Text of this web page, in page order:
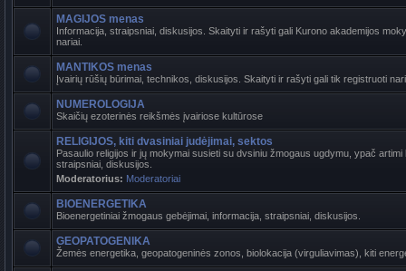
MAGIJOS menas
Informacija, straipsniai, diskusijos. Skaityti ir rašyti gali Kurono akademijos
nariai.
MANTIKOS menas
Įvairių rūšių būrimai, technikos, diskusijos. Skaityti ir rašyti gali tik registruoti
NUMEROLOGIJA
Skaičių ezoterinės reikšmės įvairiose kultūrose
RELIGIJOS, kiti dvasiniai judėjimai, sektos
Pasaulio religijos ir jų mokymai susieti su dvsiniu žmogaus ugdymu, ypač
straipsniai, diskusijos.
Moderatorius: Moderatoriai
BIOENERGETIKA
Bioenergetiniai žmogaus gebėjimai, informacija, straipsniai, diskusijos.
GEOPATOGENIKA
Žemės energetika, geopatogeninės zonos, biolokacija (virguliavimas), kiti